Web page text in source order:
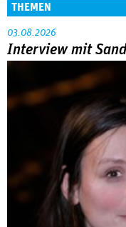
THEMEN
03.08.2026
Interview mit